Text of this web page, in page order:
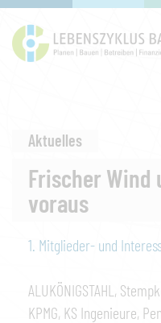
Aktuelles
Frischer Wind
voraus
1. Mitglieder- und
ALUKÖNIGSTAHL,
KPMG, KS Ingenieure,